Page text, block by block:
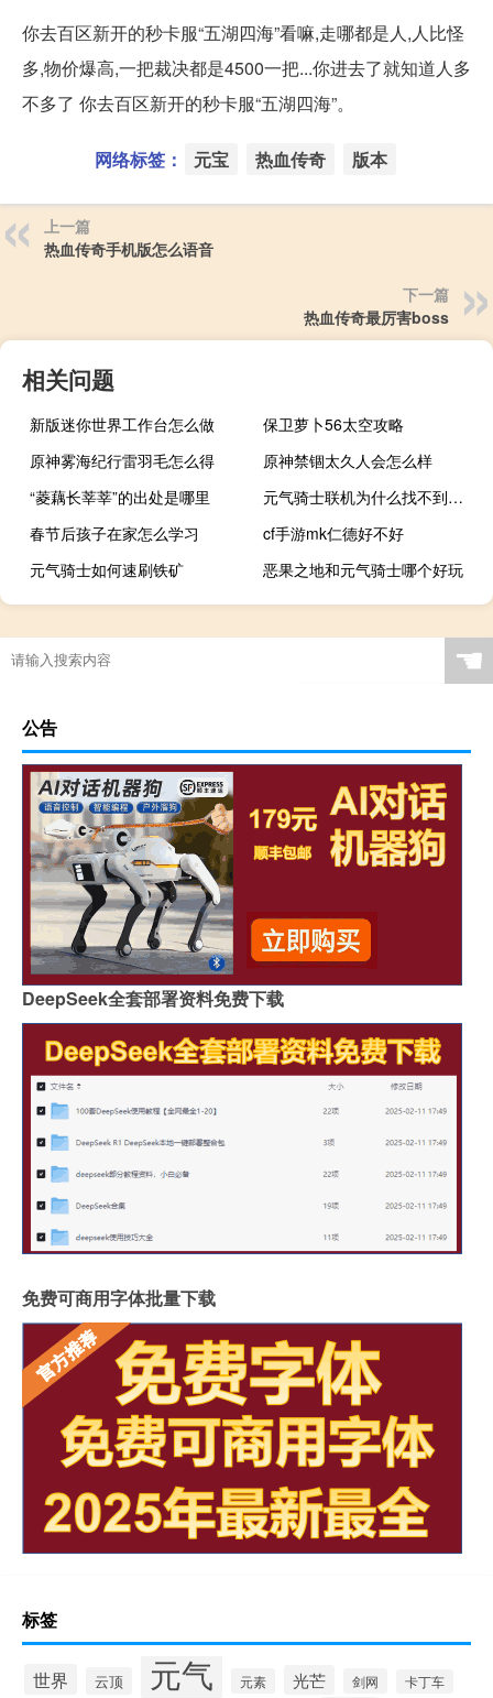
你去百区新开的秒卡服“五湖四海”看嘛,走哪都是人,人比怪
多,物价爆高,一把裁决都是4500一把...你进去了就知道人多
不多了 你去百区新开的秒卡服“五湖四海”。
网络标签： 元宝 热血传奇 版本
上一篇
热血传奇手机版怎么语音
下一篇
热血传奇最厉害boss
相关问题
新版迷你世界工作台怎么做
保卫萝卜56太空攻略
原神雾海纪行雷羽毛怎么得
原神禁锢太久人会怎么样
“菱藕长莘莘”的出处是哪里
元气骑士联机为什么找不到房间
春节后孩子在家怎么学习
cf手游mk仁德好不好
元气骑士如何速刷铁矿
恶果之地和元气骑士哪个好玩
☚
公告
DeepSeek全套部署资料免费下载
免费可商用字体批量下载
标签
世界 云顶 元气 元素 光芒 剑网 卡丁车